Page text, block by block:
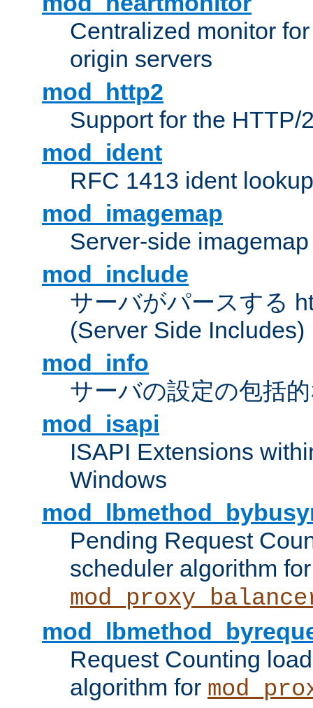
Centralized monitor
origin servers
mod_http2
Support for the HTTP/
mod_ident
RFC 1413 ident
mod_imagemap
Server-side
mod_include
サーバがパースする
(Server Side Includes)
mod_info
サーバの設定の包括
mod_isapi
ISAPI Extensions
Windows
Pending Request
scheduler algorithm for
Request Counting
algorithm for